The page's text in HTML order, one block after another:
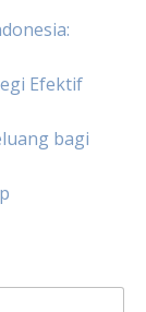
Efektif
bagi